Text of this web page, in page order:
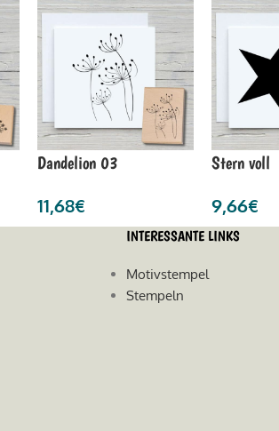
Dandelion 03
11,68€
Stern voll
9,66€
INTERESSANTE LINKS
Motivstempel
Stempeln